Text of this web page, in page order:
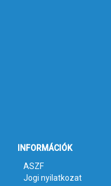
INFORMÁCIÓK
ASZF
Jogi nyilatkozat